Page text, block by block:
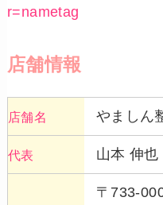
r=nametag
店舗情報
店舗名 やましん
代表 山本 伸也
〒733-